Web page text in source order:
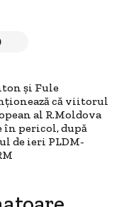
şi Fule
că viitorul
al R.Moldova
în pericol, după
de ieri PLDM-